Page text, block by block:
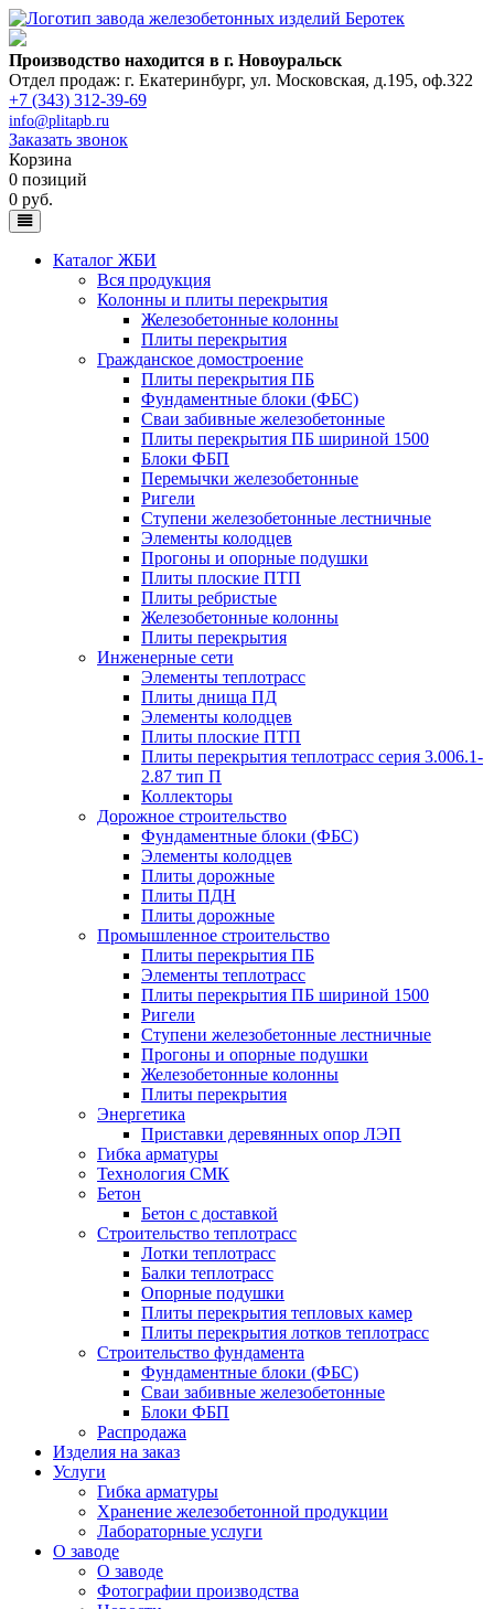
Производство находится в г. Новоуральск
Отдел продаж: г. Екатеринбург, ул. Московская, д.195, оф.322
+7 (343) 312-39-69
info@plitapb.ru
Заказать звонок
Корзина
0 позиций
0 руб.
Каталог ЖБИ
Вся продукция
Колонны и плиты перекрытия
Железобетонные колонны
Плиты перекрытия
Гражданское домостроение
Плиты перекрытия ПБ
Фундаментные блоки (ФБС)
Сваи забивные железобетонные
Плиты перекрытия ПБ шириной 1500
Блоки ФБП
Перемычки железобетонные
Ригели
Ступени железобетонные лестничные
Элементы колодцев
Прогоны и опорные подушки
Плиты плоские ПТП
Плиты ребристые
Железобетонные колонны
Плиты перекрытия
Инженерные сети
Элементы теплотрасс
Плиты днища ПД
Элементы колодцев
Плиты плоские ПТП
Плиты перекрытия теплотрасс серия 3.006.1-
2.87 тип П
Коллекторы
Дорожное строительство
Фундаментные блоки (ФБС)
Элементы колодцев
Плиты дорожные
Плиты ПДН
Плиты дорожные
Промышленное строительство
Плиты перекрытия ПБ
Элементы теплотрасс
Плиты перекрытия ПБ шириной 1500
Ригели
Ступени железобетонные лестничные
Прогоны и опорные подушки
Железобетонные колонны
Плиты перекрытия
Энергетика
Приставки деревянных опор ЛЭП
Гибка арматуры
Технология СМК
Бетон
Бетон с доставкой
Строительство теплотрасс
Лотки теплотрасс
Балки теплотрасс
Опорные подушки
Плиты перекрытия тепловых камер
Плиты перекрытия лотков теплотрасс
Строительство фундамента
Фундаментные блоки (ФБС)
Сваи забивные железобетонные
Блоки ФБП
Распродажа
Изделия на заказ
Услуги
Гибка арматуры
Хранение железобетонной продукции
Лабораторные услуги
О заводе
О заводе
Фотографии производства